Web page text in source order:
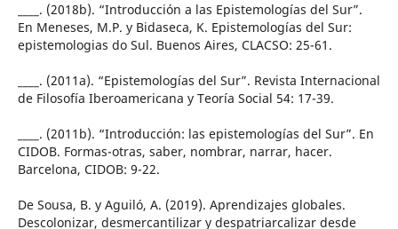
____. (2018b). “Introducción a las Epistemologías del Sur”.
En Meneses, M.P. y Bidaseca, K. Epistemologías del Sur:
epistemologias do Sul. Buenos Aires, CLACSO: 25-61.
____. (2011a). “Epistemologías del Sur”. Revista Internacional
de Filosofía Iberoamericana y Teoría Social 54: 17-39.
____. (2011b). “Introducción: las epistemologías del Sur”. En
CIDOB. Formas-otras, saber, nombrar, narrar, hacer.
Barcelona, CIDOB: 9-22.
De Sousa, B. y Aguiló, A. (2019). Aprendizajes globales.
Descolonizar, desmercantilizar y despatriarcalizar desde